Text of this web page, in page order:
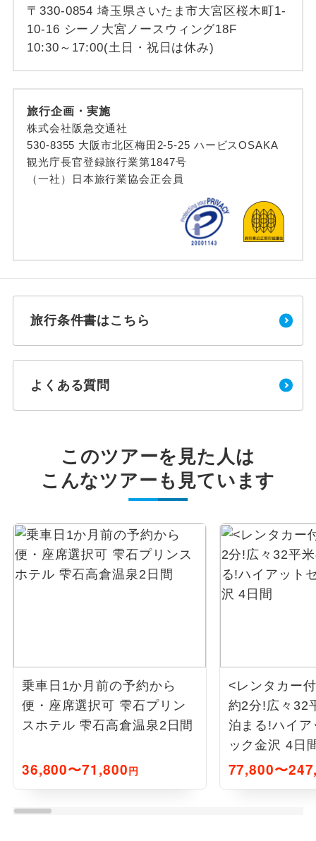
〒330-0854 埼玉県さいたま市大宮区桜木町1-
10-16 シーノ大宮ノースウィング18F
10:30～17:00(土日・祝日は休み)
旅行企画・実施
株式会社阪急交通社
530-8355 大阪市北区梅田2-5-25 ハービスOSAKA
観光庁長官登録旅行業第1847号
（一社）日本旅行業協会正会員
旅行条件書はこちら
よくある質問
このツアーを見た人は
こんなツアーも見ています
乗車日1か月前の予約から
便・座席選択可 雫石プリン
スホテル 雫石高倉温泉2日間
36,800〜71,800円
<レンタカー
約2分!広々32
泊まる!ハイ
ック金沢 4日
77,800〜